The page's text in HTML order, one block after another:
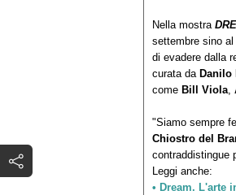
Nella mostra
settembre sino
di evadere dalla
curata da Danilo
come Bill Viola,
"Siamo sempre
Chiostro del
contraddistingue
Leggi anche:
• Dream. L'arte